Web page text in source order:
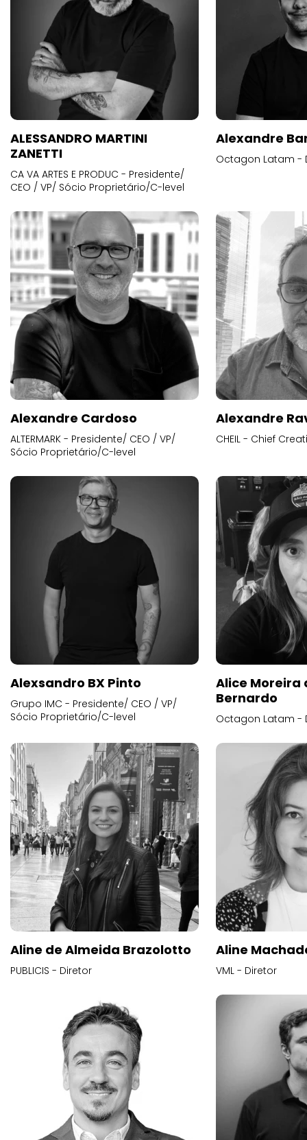
ALESSANDRO MARTINI
ZANETTI
CA VA ARTES E PRODUC - Presidente/
CEO / VP/ Sócio Proprietário/C-level
Alexandre
Octagon Latam -
Alexandre Cardoso
ALTERMARK - Presidente/ CEO / VP/
Sócio Proprietário/C-level
Alexandre
CHEIL - Chief
Alexsandro BX Pinto
Grupo IMC - Presidente/ CEO / VP/
Sócio Proprietário/C-level
Alice
Bernardo
Octagon Latam -
Aline de Almeida Brazolotto
PUBLICIS - Diretor
Aline
VML - Diretor